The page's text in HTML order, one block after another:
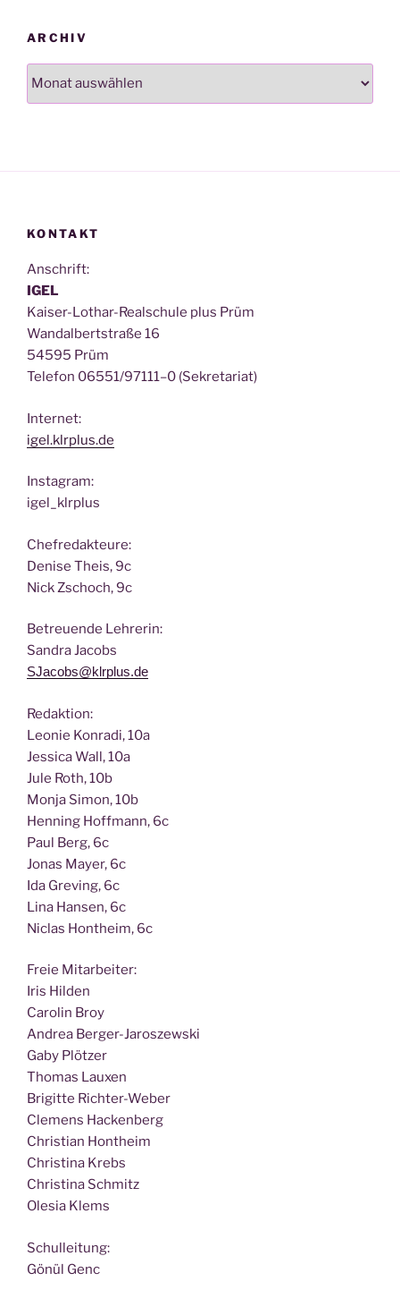
ARCHIV
Archiv
KONTAKT
Anschrift:
IGEL
Kai­ser-Lothar-Real­schu­le plus Prüm
Wan­dal­bert­stra­ße 16
54595 Prüm
Tele­fon 06551/97111–0 (Sekre­ta­ri­at)
Inter­net:
igel.klrplus.de
Insta­gram:
igel_klrplus
Chef­re­dak­teu­re:
Deni­se Theis, 9c
Nick Zscho­ch, 9c
Betreu­en­de Lehrerin:
San­dra Jacobs
SJacobs@klrplus.de
Redak­ti­on:
Leo­nie Kon­ra­di, 10a
Jes­si­ca Wall, 10a
Jule Roth, 10b
Mon­ja Simon, 10b
Hen­ning Hoff­mann, 6c
Paul Berg, 6c
Jonas May­er, 6c
Ida Gre­ving, 6c
Lina Han­sen, 6c
Nic­las Hont­heim, 6c
Freie Mit­ar­bei­ter:
Iris Hilden
Caro­lin Broy
Andrea Berger-Jaroszewski
Gaby Plötzer
Tho­mas Lauxen
Bri­git­te Richter-Weber
Cle­mens Hackenberg
Chris­ti­an Hontheim
Chris­ti­na Krebs
Chris­ti­na Schmitz
Ole­sia Klems
Schul­lei­tung:
Gönül Genc